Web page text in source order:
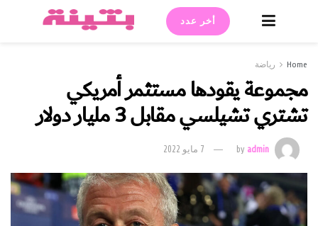
أخر عدد
Home رياضة
مجموعة يقودها مستثمر أمريكي
تشتري تشيلسي مقابل 3 مليار دولار
byadmin 7 مايو 2022